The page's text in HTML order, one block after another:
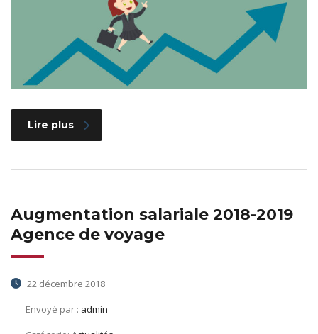
Lire plus
Augmentation salariale 2018-2019
Agence de voyage
22 décembre 2018
Envoyé par : admin